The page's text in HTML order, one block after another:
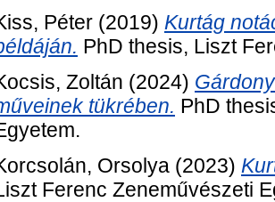
Péter (2019) Kurtág
PhD thesis, Liszt
Zoltán (2024)
tükrében. PhD
Orsolya (2023)
Ferenc Zeneművészeti